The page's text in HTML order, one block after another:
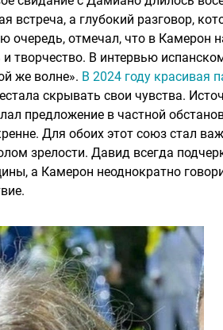
встреча, а глубокий разговор,
очередь, отмечал, что в Камерон
творчество. В интервью
же волне». В 2024 году красивая
скрывать свои чувства.
предложение в частной
Для обоих этот союз стал
зрелости. Давид всегда
а Камерон неоднократно